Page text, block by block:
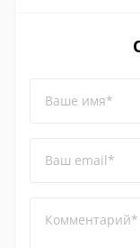
Ваше имя*
Ваш email*
Комментарий*